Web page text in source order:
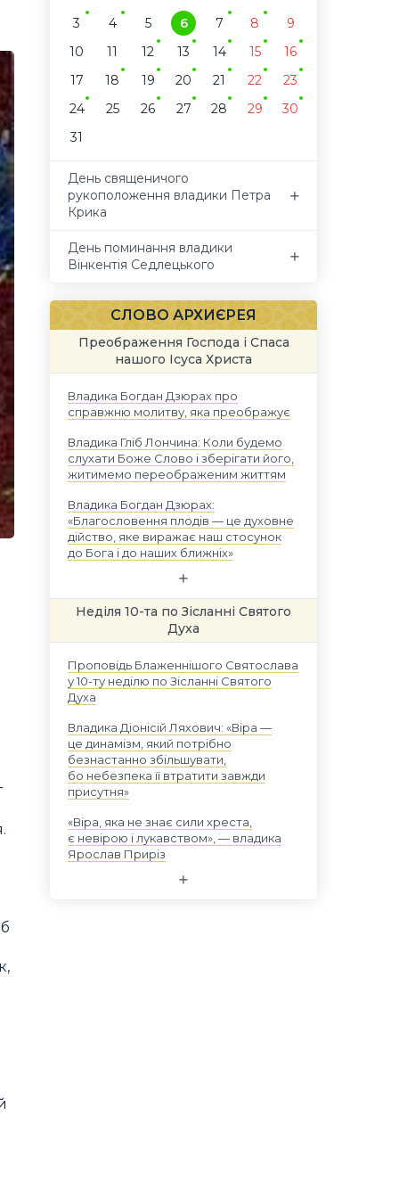
3
4 5 6 7 8
9
10
11 12 13 14 15
16
17
18 19 20 21 22
23
24
25 26 27 28 29
30
31
День священичого
рукоположення владики Петра
Крика
День поминання владики
Вінкентія Седлецького
СЛОВО АРХИЄРЕЯ
Преображення Господа і Спаса
нашого Ісуса Христа
Владика Богдан Дзюрах про
справжню молитву, яка преображує
Владика Гліб Лончина: Коли будемо
слухати Боже Слово і зберігати його,
житимемо переображеним життям
Владика Богдан Дзюрах:
«Благословення плодів — це духовне
дійство, яке виражає наш стосунок
до Бога і до наших ближніх»
Неділя 10-та по Зісланні Святого
Духа
Проповідь Блаженнішого Святослава
у 10-ту неділю по Зісланні Святого
Духа
Владика Діонісій Ляхович: «Віра —
це динамізм, який потрібно
безнастанно збільшувати,
бо небезпека її втратити завжди
присутня»
«Віра, яка не знає сили хреста,
є невірою і лукавством», — владика
Ярослав Приріз